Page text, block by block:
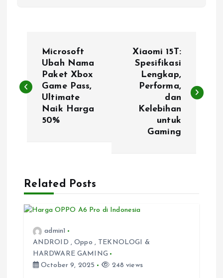
s
v
Microsoft
Ubah Nama
Paket Xbox
Game Pass,
Ultimate
Naik Harga
50%
Xiaomi 15T:
Spesifikasi
Lengkap,
Performa,
dan
Kelebihan
untuk
Gaming
Related Posts
admin1
ANDROID ,Oppo , TEKNOLOGI &
HARDWARE GAMING
October 9, 2025
248 views